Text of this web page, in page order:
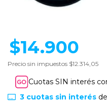
$14.900
Precio sin impuestos $12.314,05
Cuotas SIN interés
3cuotas sin interésde